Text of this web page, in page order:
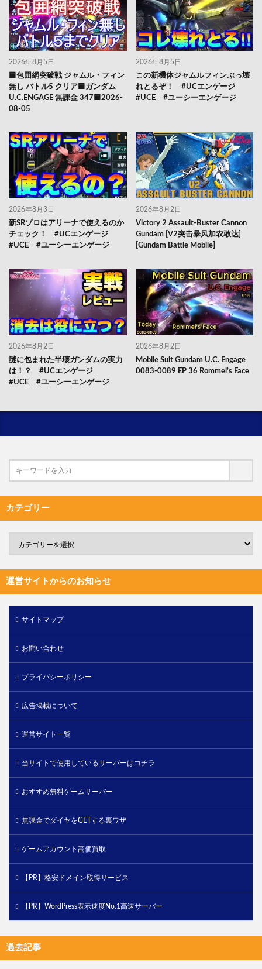
2026年8月5日
🟦包囲網突破戦 ジャムル・フィン
無し バトル5 クリア🟦ガンダム
U.C.ENGAGE 無課金 347🟦2026-
08-05
2026年8月5日
この新機体ジャムルフィンぶっ壊
れとるぞ！ #UCエンゲージ
#UCE #ユーシーエンゲージ
2026年8月3日
新SRゾロはアリーナで使えるのか
チェック！ #UCエンゲージ
#UCE #ユーシーエンゲージ
2026年8月2日
Victory 2 Assault-Buster Cannon
Gundam [V2突击暴风加农敢达]
[Gundam Battle Mobile]
2026年8月2日
謎に包まれた半壊ガンダムの実力
は！？ #UCエンゲージ
#UCE #ユーシーエンゲージ
2026年8月2日
Mobile Suit Gundam U.C. Engage
0083-0089 EP 36 Rommel’s Face
カテゴリー
運営サイトからのお知らせ
サイトマップ
お問い合わせ
プライバシーポリシー
広告掲載について
運営サイト一覧
当サイトで使用しているサーバーはコチラ
おすすめ無料ゲームサーバー
無課金でダイヤをGETする裏ワザ
ゲームアカウント高価買取
【PR】格安ドメイン取得サービス
【PR】WordPress表示速度No.1高速サーバー
過去記事